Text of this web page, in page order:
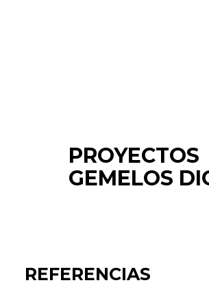
PROYECTOS
GEMELOS
REFERENCIAS